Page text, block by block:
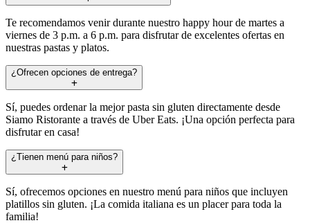
Te recomendamos venir durante nuestro happy hour de martes a
viernes de 3 p.m. a 6 p.m. para disfrutar de excelentes ofertas en
nuestras pastas y platos.
¿Ofrecen opciones de entrega?
Sí, puedes ordenar la mejor pasta sin gluten directamente desde
Siamo Ristorante a través de Uber Eats. ¡Una opción perfecta para
disfrutar en casa!
¿Tienen menú para niños?
Sí, ofrecemos opciones en nuestro menú para niños que incluyen
platillos sin gluten. ¡La comida italiana es un placer para toda la
familia!